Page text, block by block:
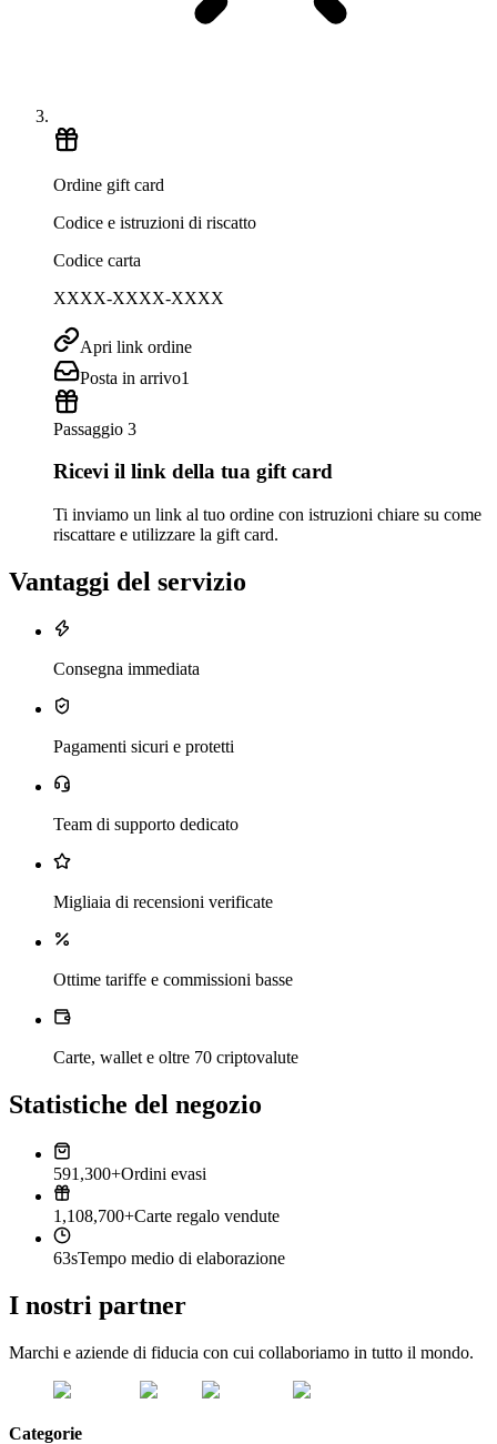
Ordine gift card
Codice e istruzioni di riscatto
Codice carta
XXXX-XXXX-XXXX
Apri link ordine
Posta in arrivo1
Passaggio 3
Ricevi il link della tua gift card
Ti inviamo un link al tuo ordine con istruzioni chiare su come
riscattare e utilizzare la gift card.
Vantaggi del servizio
Consegna immediata
Pagamenti sicuri e protetti
Team di supporto dedicato
Migliaia di recensioni verificate
Ottime tariffe e commissioni basse
Carte, wallet e oltre 70 criptovalute
Statistiche del negozio
591,300+Ordini evasi
1,108,700+Carte regalo vendute
63sTempo medio di elaborazione
I nostri partner
Marchi e aziende di fiducia con cui collaboriamo in tutto il mondo.
Categorie